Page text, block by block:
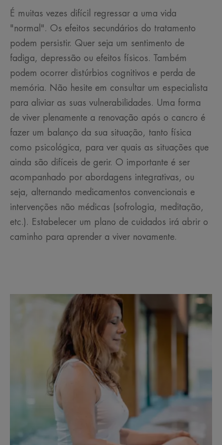
É muitas vezes difícil regressar a uma vida
"normal". Os efeitos secundários do tratamento
podem persistir. Quer seja um sentimento de
fadiga, depressão ou efeitos físicos. Também
podem ocorrer distúrbios cognitivos e perda de
memória. Não hesite em consultar um especialista
para aliviar as suas vulnerabilidades. Uma forma
de viver plenamente a renovação após o cancro é
fazer um balanço da sua situação, tanto física
como psicológica, para ver quais as situações que
ainda são difíceis de gerir. O importante é ser
acompanhado por abordagens integrativas, ou
seja, alternando medicamentos convencionais e
intervenções não médicas (sofrologia, meditação,
etc.). Estabelecer um plano de cuidados irá abrir o
caminho para aprender a viver novamente.